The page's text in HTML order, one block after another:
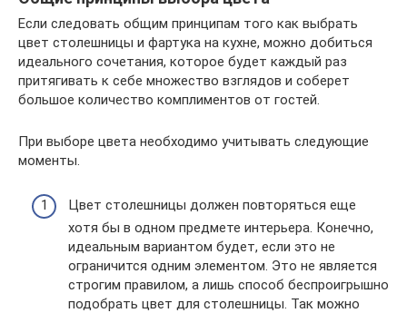
Если следовать общим принципам того как выбрать
цвет столешницы и фартука на кухне, можно добиться
идеального сочетания, которое будет каждый раз
притягивать к себе множество взглядов и соберет
большое количество комплиментов от гостей.
При выборе цвета необходимо учитывать следующие
моменты.
Цвет столешницы должен повторяться еще
хотя бы в одном предмете интерьера. Конечно,
идеальным вариантом будет, если это не
ограничится одним элементом. Это не является
строгим правилом, а лишь способ беспроигрышно
подобрать цвет для столешницы. Так можно